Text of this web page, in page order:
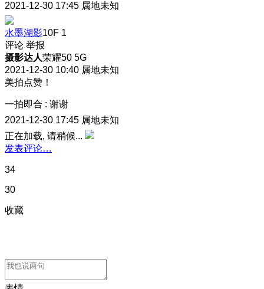
2021-12-30 17:45 属地未知
水墨湖影10F 1
评论 举报
摄影达人荣耀50 5G
2021-12-30 10:40 属地未知
美拍点赞！
一拍即合 : 谢谢
2021-12-30 17:45 属地未知
正在加载, 请稍候...
发表评论…
34
30
收藏